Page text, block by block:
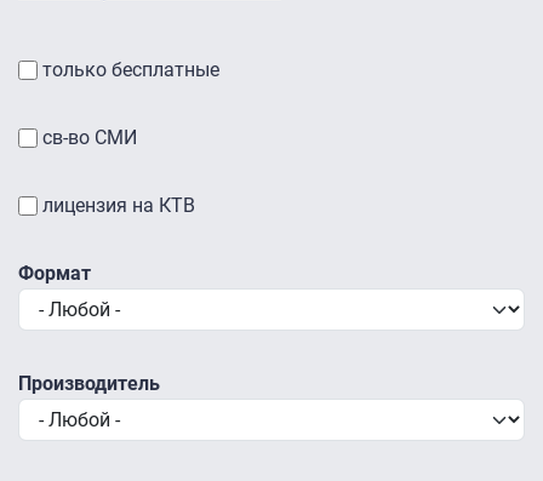
только бесплатные
св-во СМИ
лицензия на КТВ
Формат
Производитель